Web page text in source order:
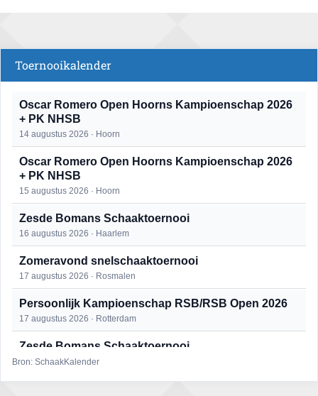
Toernooikalender
Oscar Romero Open Hoorns Kampioenschap 2026
+ PK NHSB
14 augustus 2026 · Hoorn
Oscar Romero Open Hoorns Kampioenschap 2026
+ PK NHSB
15 augustus 2026 · Hoorn
Zesde Bomans Schaaktoernooi
16 augustus 2026 · Haarlem
Zomeravond snelschaaktoernooi
17 augustus 2026 · Rosmalen
Persoonlijk Kampioenschap RSB/RSB Open 2026
17 augustus 2026 · Rotterdam
Zesde Bomans Schaaktoernooi
17 augustus 2026 · Haarlem
Bron: SchaakKalender